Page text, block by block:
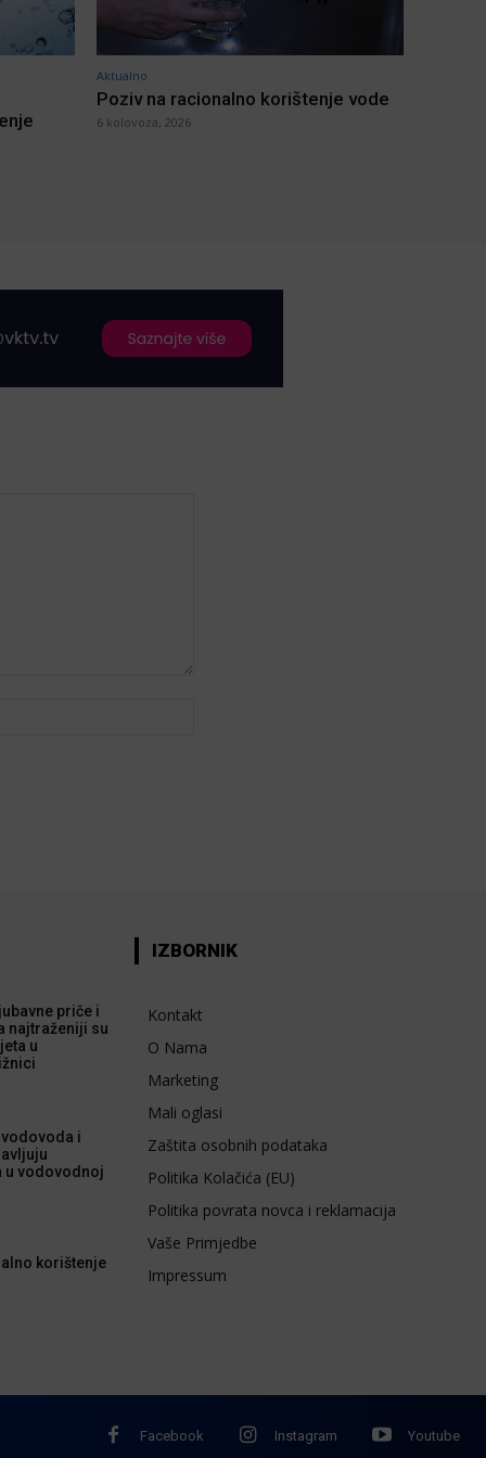
Aktualno
Poziv na racionalno korištenje vode
6 kolovoza, 2026
priče i
najtraženiji su
u
i
u vodovodnoj
korištenje
IZBORNIK
Kontakt
O Nama
Marketing
Mali oglasi
Zaštita osobnih podataka
Politika Kolačića (EU)
Politika povrata novca i reklamacija
Vaše Primjedbe
Impressum
Facebook Instagram Youtube